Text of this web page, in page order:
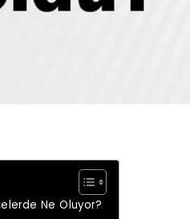
Ne Oluyor?